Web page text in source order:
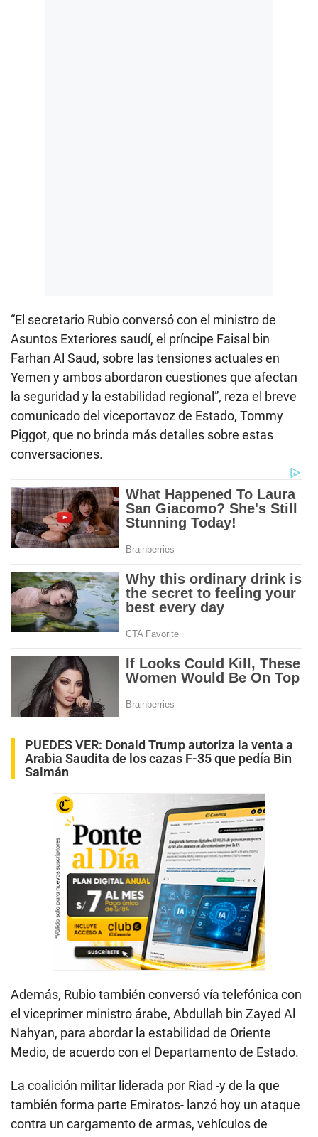
“El secretario Rubio conversó con el ministro de
Asuntos Exteriores saudí, el príncipe Faisal bin
Farhan Al Saud, sobre las tensiones actuales en
Yemen y ambos abordaron cuestiones que afectan
la seguridad y la estabilidad regional”, reza el breve
comunicado del viceportavoz de Estado, Tommy
Piggot, que no brinda más detalles sobre estas
conversaciones.
PUEDES VER: Donald Trump autoriza la venta a
Arabia Saudita de los cazas F-35 que pedía Bin
Salmán
Además, Rubio también conversó vía telefónica con
el viceprimer ministro árabe, Abdullah bin Zayed Al
Nahyan, para abordar la estabilidad de Oriente
Medio, de acuerdo con el Departamento de Estado.
La coalición militar liderada por Riad -y de la que
también forma parte Emiratos- lanzó hoy un ataque
contra un cargamento de armas, vehículos de